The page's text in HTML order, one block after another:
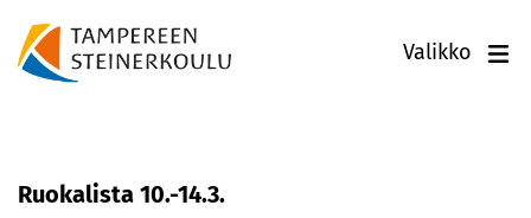
Valikko
Ruokalista 10.-14.3.